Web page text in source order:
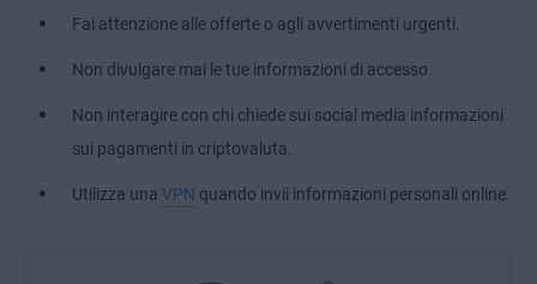
Fai attenzione alle offerte o agli avvertimenti urgenti.
Non divulgare mai le tue informazioni di accesso.
Non interagire con chi chiede sui social media informazioni
sui pagamenti in criptovaluta.
Utilizza una VPN quando invii informazioni personali online.